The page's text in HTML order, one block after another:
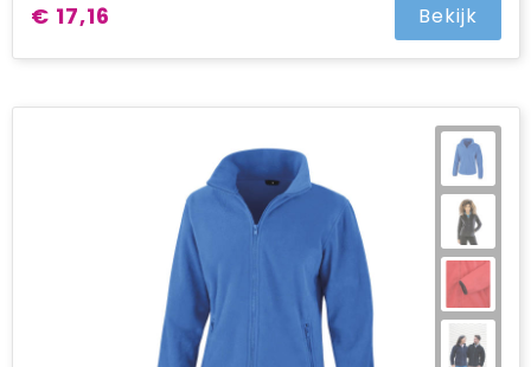
€ 17,16 Bekijk